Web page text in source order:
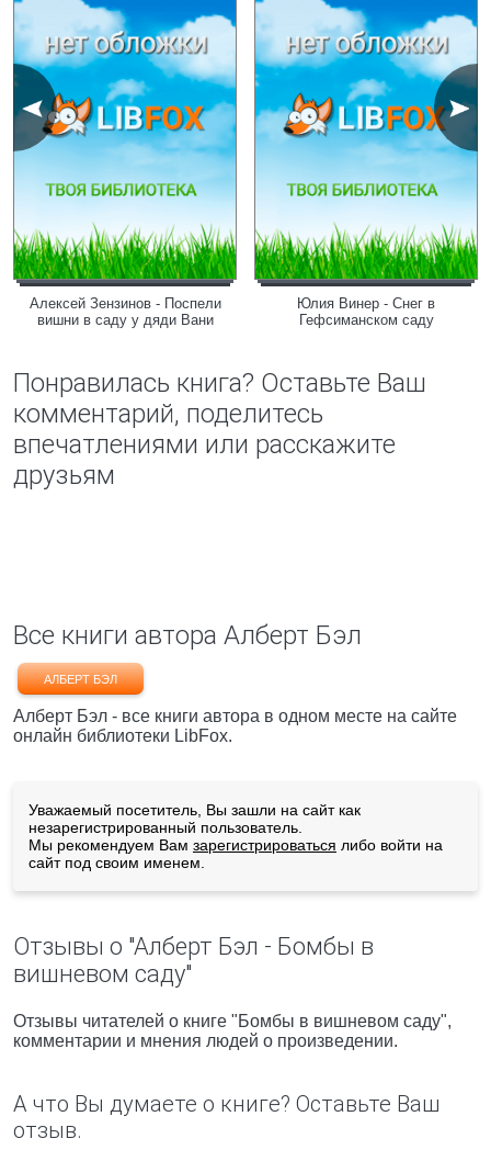
Алексей Зензинов - Поспели
вишни в саду у дяди Вани
Юлия Винер - Снег в
Гефсиманском саду
Понравилась книга? Оставьте Ваш
комментарий, поделитесь
впечатлениями или расскажите
друзьям
Все книги автора Алберт Бэл
АЛБЕРТ БЭЛ
Алберт Бэл - все книги автора в одном месте на сайте
онлайн библиотеки LibFox.
Уважаемый посетитель, Вы зашли на сайт как
незарегистрированный пользователь.
Мы рекомендуем Вам зарегистрироваться либо войти на
сайт под своим именем.
Отзывы о "Алберт Бэл - Бомбы в
вишневом саду"
Отзывы читателей о книге "Бомбы в вишневом саду",
комментарии и мнения людей о произведении.
А что Вы думаете о книге? Оставьте Ваш
отзыв.